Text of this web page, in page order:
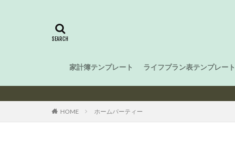
家計簿テンプレート ライフプラン表テンプレート
HOME ホームパーティー